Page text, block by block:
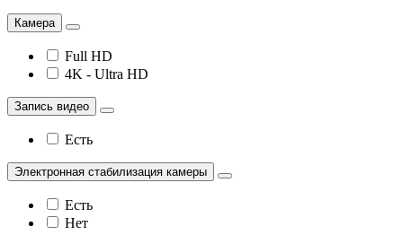
Камера
Full HD
4K - Ultra HD
Запись видео
Есть
Электронная стабилизация камеры
Есть
Нет